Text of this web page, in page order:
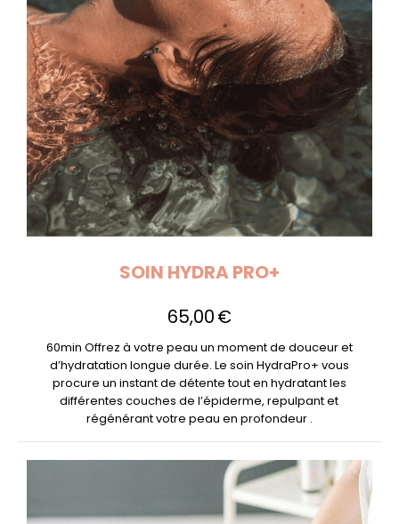
SOIN HYDRA PRO+
65,00€
60min Offrez à votre peau un moment de douceur et
d’hydratation longue durée. Le soin HydraPro+ vous
procure un instant de détente tout en hydratant les
différentes couches de l’épiderme, repulpant et
régénérant votre peau en profondeur .